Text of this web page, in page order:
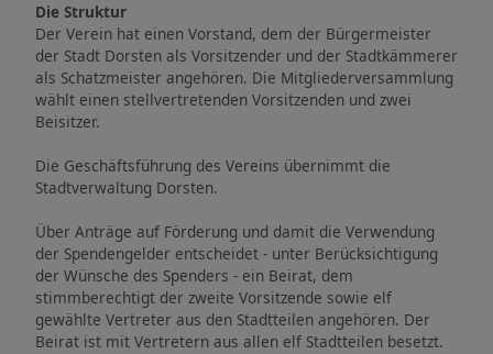
Die Struktur
Der Verein hat einen Vorstand, dem der Bürgermeister
der Stadt Dorsten als Vorsitzender und der Stadtkämmerer
als Schatzmeister angehören. Die Mitgliederversammlung
wählt einen stellvertretenden Vorsitzenden und zwei
Beisitzer.
Die Geschäftsführung des Vereins übernimmt die
Stadtverwaltung Dorsten.
Über Anträge auf Förderung und damit die Verwendung
der Spendengelder entscheidet - unter Berücksichtigung
der Wünsche des Spenders - ein Beirat, dem
stimmberechtigt der zweite Vorsitzende sowie elf
gewählte Vertreter aus den Stadtteilen angehören. Der
Beirat ist mit Vertretern aus allen elf Stadtteilen besetzt.